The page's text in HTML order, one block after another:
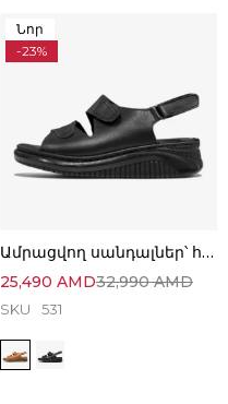
Նոր
-23%
Ամրացվող սանդալներ՝ հիանալի ընտրություն
32,990AMD
25,490 AMD
SKU 531